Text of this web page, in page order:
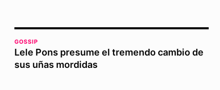
GOSSIP
Lele Pons presume el tremendo cambio de
sus uñas mordidas